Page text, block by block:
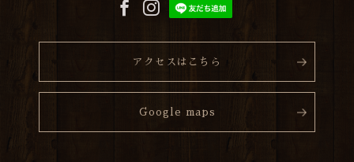
アクセスはこちら
Google maps